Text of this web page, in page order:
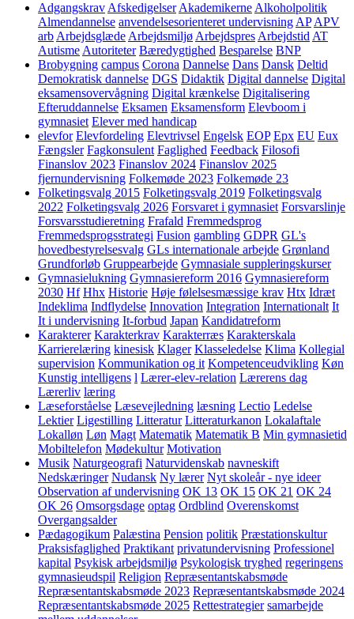
Adgangskrav Afskedigelser Akademikerne Alkoholpolitik
Almendannelse anvendelsesorienteret undervisning AP APV
arb Arbejdsglæde Arbejdsmiljø Arbejdspres Arbejdstid AT
Autisme Autoriteter Bæredygtighed Besparelse BNP
Brobygning campus Corona Dannelse Dans Dansk Deltid
Demokratisk dannelse DGS Didaktik Digital dannelse Digital
eksamensovervågning Digital krænkelse Digitalisering
Efteruddannelse Eksamen Eksamensform Elevboom i
gymnasiet Elever med handicap
elevfor Elevfordeling Elevtrivsel Engelsk EOP Epx EU Eux
Fængsler Fagkonsulent Faglighed Feedback Filosofi
Finanslov 2023 Finanslov 2024 Finanslov 2025
fjernundervisning Folkemøde 2023 Folkemøde 23
Folketingsvalg 2015 Folketingsvalg 2019 Folketingsvalg
2022 Folketingsvalg 2026 Forsvaret i gymnasiet Forsvarslinje
Forsvarsstudieretning Frafald Fremmedsprog
Fremmedsprogsstrategi Fusion gambling GDPR GL's
hovedbestyrelsesvalg GLs internationale arbejde Grønland
Grundforløb Gruppearbejde Gymnasiale suppleringskurser
Gymnasielukning Gymnasiereform 2016 Gymnasiereform
2030 Hf Hhx Historie Høje følelsesmæssige krav Htx Idræt
Indeklima Indflydelse Innovation Integration Internationalt It
It i undervisning It-forbud Japan Kandidatreform
Karakterer Karakterkrav Karakterræs Karakterskala
Karrierelæring kinesisk Klager Klasseledelse Klima Kollegial
supervision Kommunikation og it Kompetenceudvikling Køn
Kunstig intelligens l Lærer-elev-relation Lærerens dag
Lærerliv læring
Læseforståelse Læsevejledning læsning Lectio Ledelse
Lektier Ligestilling Litteratur Litteraturkanon Lokalaftale
Lokalløn Løn Magt Matematik Matematik B Min gymnasietid
Mobiltelefon Mødekultur Motivation
Musik Naturgeografi Naturvidenskab navneskift
Nedskæringer Nudansk Ny lærer Nyt skoleår - nye ideer
Observation af undervisning OK 13 OK 15 OK 21 OK 24
OK 26 Omsorgsdage optag Ordblind Overenskomst
Overgangsalder
Pædagogikum Palæstina Pension politik Præstationskultur
Praksisfaglighed Praktikant privatundervisning Professionel
kapital Psykisk arbejdsmiljø Psykologisk tryghed regeringens
gymnasieudspil Religion Repræsentantskabsmøde
Repræsentantskabsmøde 2023 Repræsentantskabsmøde 2024
Repræsentantskabsmøde 2025 Rettestrategier samarbejde